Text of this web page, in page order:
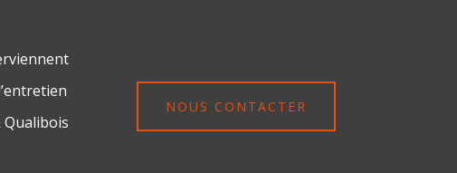
Qualibois
NOUS CONTACTER